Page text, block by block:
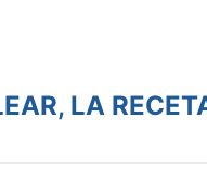
LA